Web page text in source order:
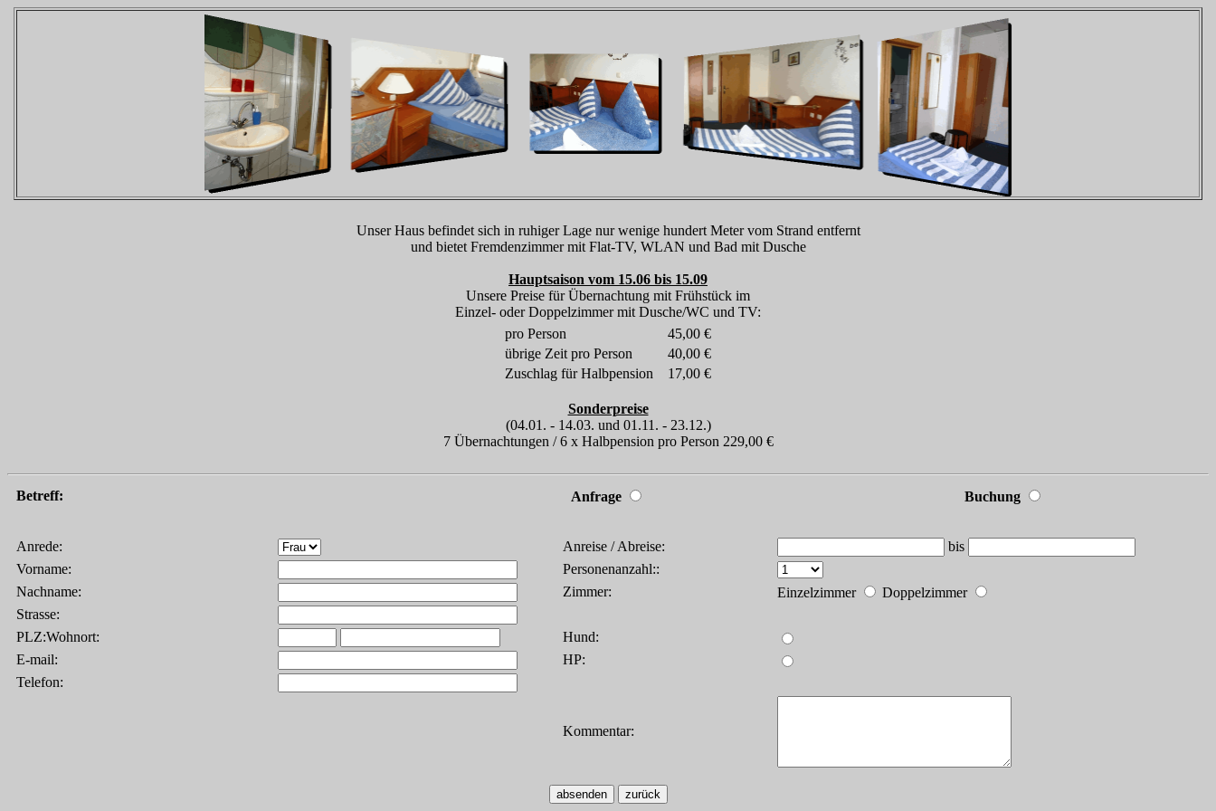
Unser Haus befindet sich in ruhiger Lage nur wenige hundert Meter vom Strand entfernt
und bietet Fremdenzimmer mit Flat-TV, WLAN und Bad mit Dusche
Hauptsaison vom 15.06 bis 15.09
Unsere Preise für Übernachtung mit Frühstück im
Einzel- oder Doppelzimmer mit Dusche/WC und TV:
pro Person
45,00 €
übrige Zeit pro Person
40,00 €
Zuschlag für Halbpension
17,00 €
Sonderpreise
(04.01. - 14.03. und 01.11. - 23.12.)
7 Übernachtungen / 6 x Halbpension pro Person 229,00 €
Betreff: Anfrage Buchung
Anrede: Anreise / Abreise:
bis
Vorname:
Personenanzahl::
Nachname:
Zimmer: Einzelzimmer
Doppelzimmer
Strasse:
PLZ:Wohnort:
Hund:
E-mail:
HP:
Telefon:
Kommentar: